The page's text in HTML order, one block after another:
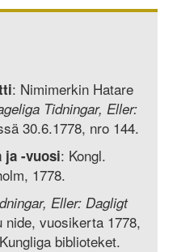
: Nimimerkin Hatare
Tidningar, Eller:
30.6.1778, nro 144.
ja -vuosi: Kongl.
1778.
Eller: Dagligt
vuosi­kerta 1778,
biblioteket.